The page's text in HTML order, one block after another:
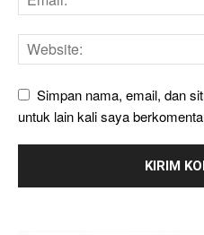
Simpan nama, email, dan
untuk lain kali saya